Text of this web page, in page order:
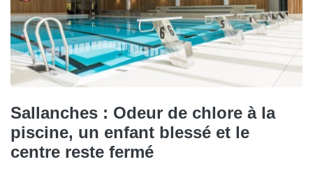
Sallanches : Odeur de chlore à la
piscine, un enfant blessé et le
centre reste fermé